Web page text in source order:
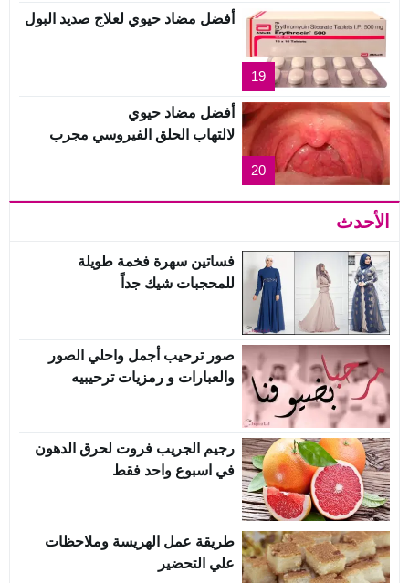
19
أفضل مضاد حيوي لعلاج صديد البول
20
أفضل مضاد حيوي
لالتهاب الحلق الفيروسي مجرب
الأحدث
فساتين سهرة فخمة طويلة
للمحجبات شيك جداً
صور ترحيب أجمل واحلي الصور
والعبارات و رمزيات ترحيبيه
رجيم الجريب فروت لحرق الدهون
في اسبوع واحد فقط
طريقة عمل الهريسة وملاحظات
علي التحضير